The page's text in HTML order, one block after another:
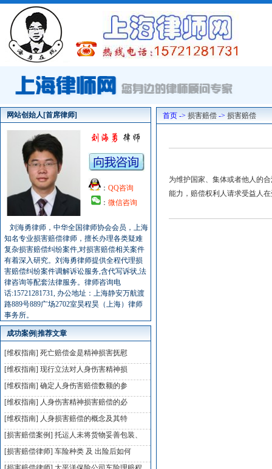
网站创始人[首席律师]
： QQ咨询
： 微信咨询
刘海勇律师，中华全国律师协会会员，上海
知名专业损害赔偿律师，擅长办理各类疑难
复杂损害赔偿纠纷案件,对损害赔偿相关案件
有着深入研究。刘海勇律师提供全程代理损
害赔偿纠纷案件调解诉讼服务,含代写诉状,法
律咨询等配套法律服务。律师咨询电
话:15721281731, 办公地址：上海静安万航渡
路889号889广场2702室昊程昊（上海）律师
事务所。
成功案例|推荐文章
[维权指南] 死亡赔偿金是精神损害抚慰
[维权指南] 现行立法对人身伤害精神损
[维权指南] 确定人身伤害赔偿数额的参
[维权指南] 人身伤害精神损害赔偿的必
[维权指南] 人身损害赔偿的概念及其特
[损害赔偿案例] 托运人未将货物妥善包装、
[损害赔偿律师] 车险种类 及 出险后如何
首页 -> 损害赔偿 -> 损害赔偿
为维护国家、集体或者他人的
能力，赔偿权利人请求受益人